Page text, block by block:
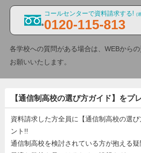
コールセンターで資料請求する! (
0120-115-813
各学校への質問がある場合は、WEBから
お願いいたします。
【通信制高校の選び方ガイド】をプ
資料請求した方全員に【通信制高校の選
ント!!
通信制高校を検討されている方が抱える疑